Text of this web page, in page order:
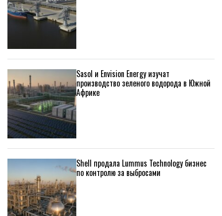
Sasol и Envision Energy изучат
производство зеленого водорода в Южной
Африке
Shell продала Lummus Technology бизнес
по контролю за выбросами